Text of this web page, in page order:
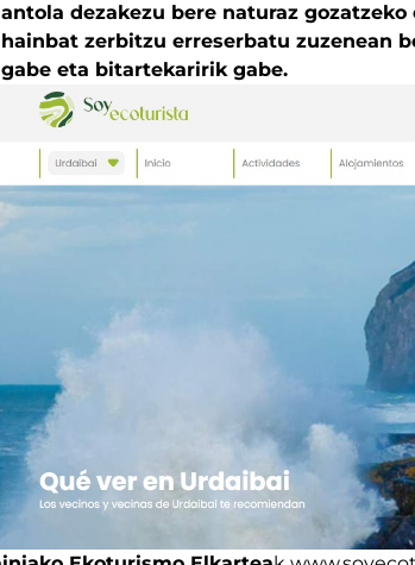
antola dezakezu bere naturaz
hainbat zerbitzu erreserbatu zuzenean
gabe eta bitartekaririk gabe.